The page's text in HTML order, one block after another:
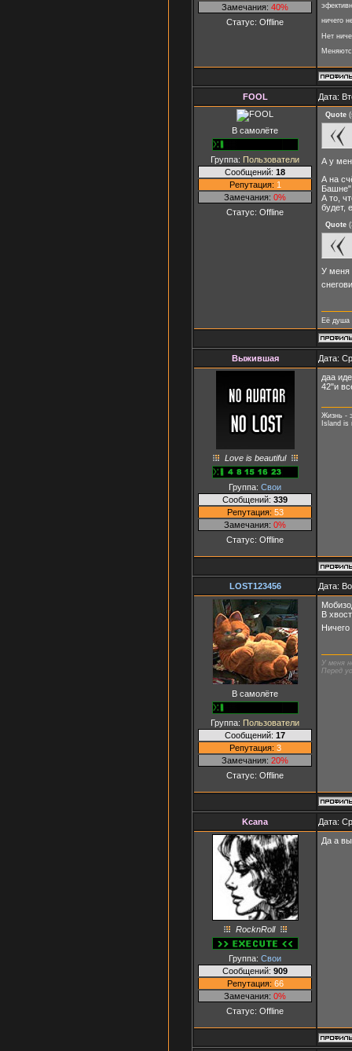
Замечания: 40%
Статус: Offline
ничего
Нет
FOOL Дата:
В самолёте
Группа: Пользователи
Сообщений: 18
Репутация: 1
Замечания: 0%
Статус: Offline
Quote (
А у
А на
Башне"
А то,
будет,
Quote (
У меня
Её душа
Выжившая Дата:
Love is beautiful
Группа: Свои
Сообщений: 339
Репутация: 53
Замечания: 0%
Статус: Offline
даа
42"и
Жизнь -
Island
LOST123456 Дата:
В самолёте
Группа: Пользователи
Сообщений: 17
Репутация: 3
Замечания: 20%
Статус: Offline
В
У меня
Перед
Kcana Дата:
RocknRoll
Группа: Свои
Сообщений: 909
Репутация: 66
Замечания: 0%
Статус: Offline
Да а